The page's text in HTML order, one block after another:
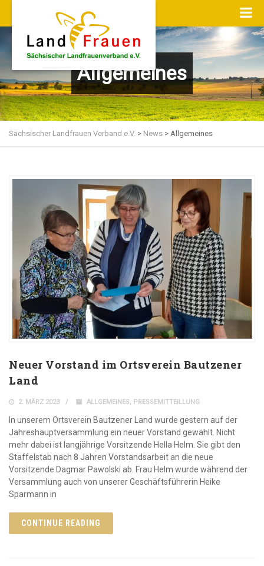
Allgemeines
Sächsischer Landfrauen Verband e.V. > News > Allgemeines
Neuer Vorstand im Ortsverein Bautzener
Land
2. MÄRZ 2023 ALLGEMEINES, PRESSEMITTEILLUNG
In unserem Ortsverein Bautzener Land wurde gestern auf der
Jahreshauptversammlung ein neuer Vorstand gewählt. Nicht
mehr dabei ist langjährige Vorsitzende Hella Helm. Sie gibt den
Staffelstab nach 8 Jahren Vorstandsarbeit an die neue
Vorsitzende Dagmar Pawolski ab. Frau Helm wurde während der
Versammlung auch von unserer Geschäftsführerin Heike
Sparmann in
CONTINUE READING